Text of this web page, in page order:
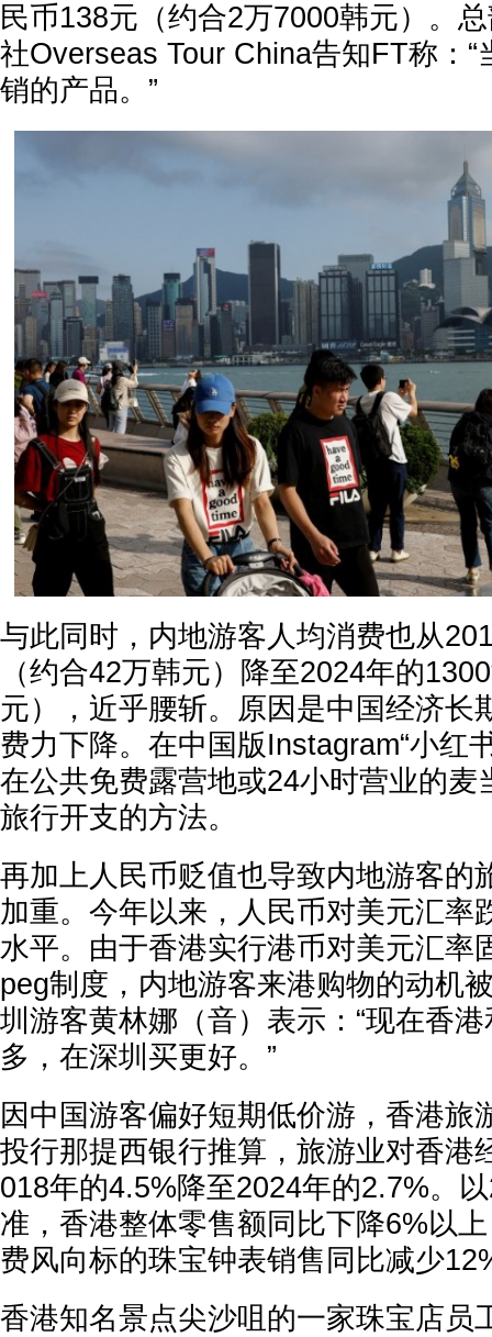
民币138元（约合2万7000韩元）。
社Overseas Tour China告知FT称：“
销的产品。”
与此同时，内地游客人均消费也从
（约合42万韩元）降至2024年的
元），近乎腰斩。原因是中国经济长
费力下降。在中国版Instagram“小红
在公共免费露营地或24小时营业的麦
旅行开支的方法。
再加上人民币贬值也导致内地游客的
加重。今年以来，人民币对美元汇率
水平。由于香港实行港币对美元汇率
peg制度，内地游客来港购物的动机
圳游客黄林娜（音）表示：“现在香
多，在深圳买更好。”
因中国游客偏好短期低价游，香港旅
投行那提西银行推算，旅游业对香港
018年的4.5%降至2024年的2.7%。
准，香港整体零售额同比下降6%以
费风向标的珠宝钟表销售同比减少
香港知名景点尖沙咀的一家珠宝店员